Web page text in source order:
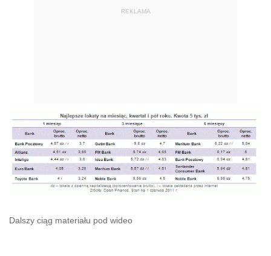
REKLAMA
Dalszy ciąg materiału pod wideo